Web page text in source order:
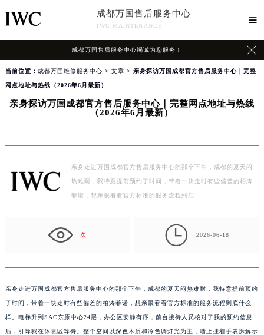
成都万国售后服务中心
IWC MAINTENANCE

成都万国售后服务中心竭诚为您服务！ 
当前位置： 成都万国维修服务中心 > 文章 > 亲身探访万国成都官方售后服务中心｜完整
网点地址与热线（2026年6月最新）
亲身探访万国成都官方售后服务中心｜完整网点地址与热线
（2026年6月最新）
亲身走进万国成都官方售后服务中心的那个下午，成都的夏天闷
热难耐，我特意提前预约了时间，带着一块走时有些偏差的柏涛
菲诺，想亲眼看看官方标准的服务流程到底…
次  2026-06-18
亲身走进万国成都官方售后服务中心的那个下午，成都的夏天闷热难耐，我特意提前预约
了时间，带着一块走时有些偏差的柏涛菲诺，想亲眼看看官方标准的服务流程到底什么
样。电梯升到SAC东原中心24层，办公区安静有序，前台接待人员核对了我的预约信息
后，引导我在休息区等待。整个空间以深色木质和冷色调灯光为主，墙上挂着手表拆解示